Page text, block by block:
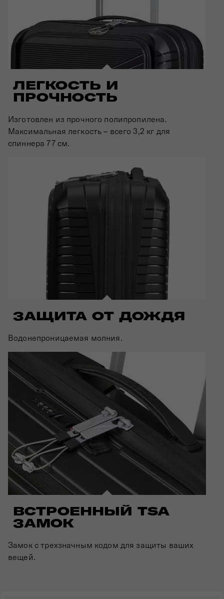
ЛЕГКОСТЬ И
ПРОЧНОСТЬ
Изготовлен из прочного полипропилена.
Максимальная легкость – всего 3,2 кг для
спиннера 77 см.
ЗАЩИТА ОТ ДОЖДЯ
Водонепроницаемая молния.
ВСТРОЕННЫЙ TSA
ЗАМОК
Замок с трехзначным кодом для защиты ваших
вещей.